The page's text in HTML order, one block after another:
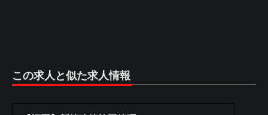
この求人と似た求人情報